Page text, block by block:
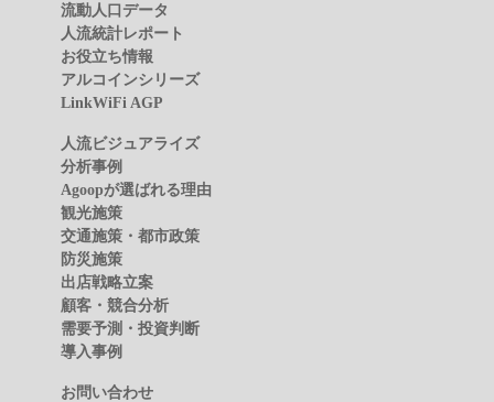
流動人口データ
人流統計レポート
お役立ち情報
アルコインシリーズ
LinkWiFi AGP
人流ビジュアライズ
分析事例
Agoopが選ばれる理由
観光施策
交通施策・都市政策
防災施策
出店戦略立案
顧客・競合分析
需要予測・投資判断
導入事例
お問い合わせ